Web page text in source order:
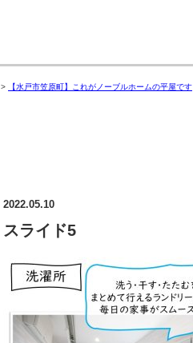
> 【水戸市笠原町】これがノーブルホームの平屋です
2022.05.10
スライド5